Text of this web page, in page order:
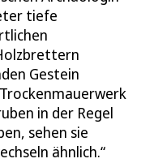
tiefe
Gestein
in der Regel
sehen sie
ähnlich.“